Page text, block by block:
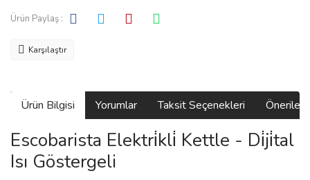
Ürün Paylaş :
Karşılaştır
Ürün Bilgisi Yorumlar Taksit Seçenekleri
Escobarista Elektri̇kli̇ Kettle - Di̇ji̇tal
Isı Göstergeli